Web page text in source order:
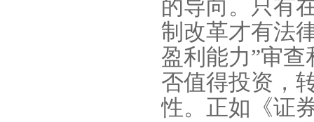
的导向。只有
制改革才有法
盈利能力”审
否值得投资，
性。正如《证